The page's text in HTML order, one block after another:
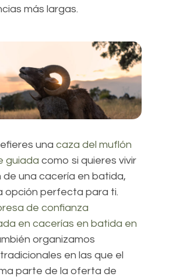
más largas.
una caza del muflón
guiada como si quieres vivir
de una cacería en batida,
opción perfecta para ti.
de confianza
en cacerías en batida en
organizamos
en las que el
parte de la oferta de